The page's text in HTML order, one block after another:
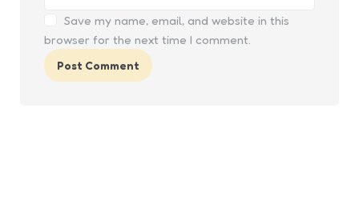
Save my name, email, and website in this
browser for the next time I comment.